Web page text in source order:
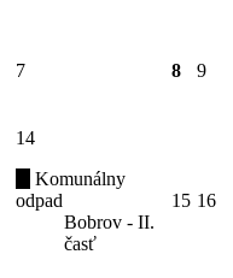
7 8 9
14
Komunálny
odpad
Bobrov - II.
časť
15 16